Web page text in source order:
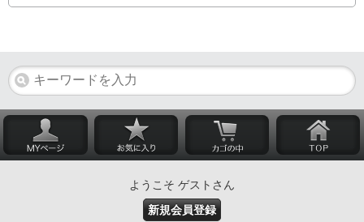
ようこそ ゲストさん
新規会員登録